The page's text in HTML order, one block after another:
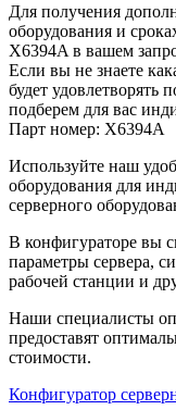
Для получения
оборудования и
X6394A в вашем
Если вы не знаете
будет удовлетворять
подберем для вас
Парт номер: X6394A
Используйте наш
оборудования для
серверного
В конфигураторе вы
параметры сервера,
рабочей станции и
Наши специалисты
предоставят
стоимости.
Конфигуратор